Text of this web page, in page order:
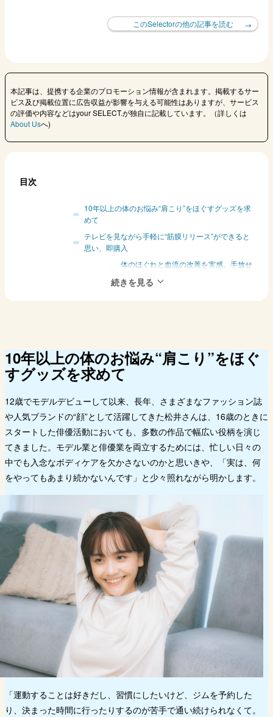
このSelectorの他の記事を読む
本記事は、提携する企業のプロモーション情報が含まれます。掲載するサー
ビス及び掲載位置に広告収益が影響を与える可能性はありますが、サービス
の評価や内容などはyour SELECT.が独自に記載しています。（詳しくは
About Usへ)
目次
10年以上の体のお悩み“肩こり”をほぐすグッズを求
めて
テレビを見ながら手軽に“筋膜リリース”ができると
思い、即購入
体のほぐれと血流の改善を実感。手放せ
ない存在に
派？
Q. どんなときに買い物したくなります
か？
Q. 御用達のお店、お気に入りのお店は
Q. 買ってもらう方が好き？ 買ってあげ
る方が好き？
10年以上の体のお悩み“肩こり”をほぐ
すグッズを求めて
12歳でモデルデビューして以来、長年、さまざまなファッション誌
や人気ブランドの“顔”として活躍してきた松井さんは、16歳のときに
スタートした俳優活動においても、多数の作品で幅広い役柄を演じ
てきました。モデル業と俳優業を両立するためには、忙しい日々の
中でも入念なボディケアを欠かさないのかと思いきや、「実は、何
をやってもあまり続かないんです」と少々照れながら明かします。
「運動することは好きだし、習慣にしたいけど、ジムを予約した
り、決まった時間に行ったりするのが苦手で通い続けられなくて。